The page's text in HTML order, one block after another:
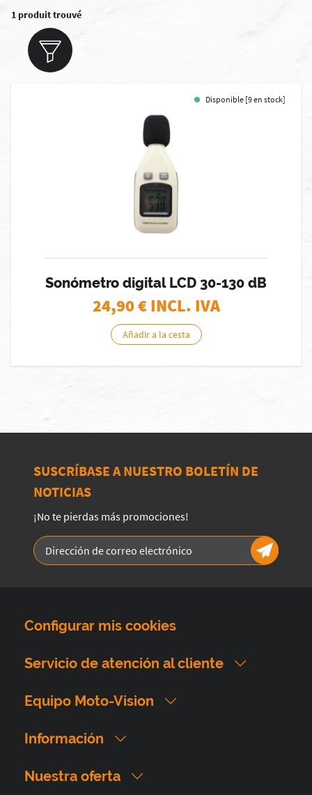
1 produit trouvé
Disponible [9 en stock]
Sonómetro digital LCD 30-130 dB
24,90€ INCL. IVA
Añadir a la cesta
SUSCRÍBASE A NUESTRO BOLETÍN DE
NOTICIAS
¡No te pierdas más promociones!
Configurar mis cookies
Servicio de atención al cliente
Equipo Moto-Vision
Información
Nuestra oferta